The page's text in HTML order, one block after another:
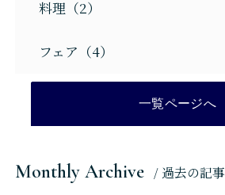
料理（2）
フェア（4）
一覧ページへ
Monthly Archive / 過去の記事